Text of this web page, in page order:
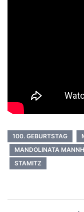
100. GEBURTSTAG
MANDOLINATA
STAMITZ